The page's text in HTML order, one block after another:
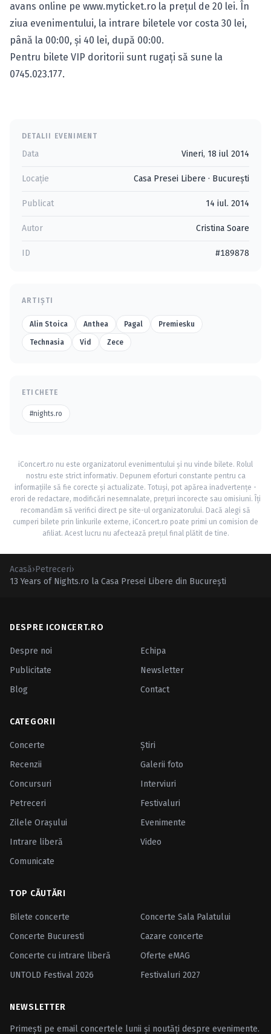
avans online pe www.myticket.ro la preţul de 20 lei. În
ziua evenimentului, la intrare biletele vor costa 30 lei,
până la 00:00, şi 40 lei, după 00:00.
Pentru bilete VIP doritorii sunt rugaţi să sune la
0745.023.177.
DETALII EVENIMENT
Data Vineri, 18 iul 2014
Locație Casa Presei Libere · Bucureşti
Publicat 14 iul. 2014
Autor Cristina Soare
ID #189878
ARTIȘTI
Alin Stoica Anthea Pagal Premiesku
Technasia Vid Zece
ETICHETE
#nights.ro
iConcert.ro nu este organizatorul evenimentului și nu vinde bilete. Rolul
nostru este strict informativ. Depunem eforturi constante pentru ca
informațiile să fie corecte și actualizate. Totuși, pot apărea inadvertențe -
erori de redactare, modificări nesemnalate, prețuri incorecte sau omisiuni. Îți
recomandăm să verifici direct pe site-ul organizatorului. Dacă alegi să
cumperi bilete prin linkurile externe, iConcert.ro poate primi un comision de
afiliat. Acest lucru nu afectează prețul final plătit de tine.
Acasă›Petreceri›
13 Years of Nights.ro la Casa Presei Libere din Bucureşti
DESPRE ICONCERT.RO
Despre noi
Echipa
Publicitate
Newsletter
Blog
Contact
CATEGORII
Concerte
Ştiri
Recenzii
Galerii foto
Concursuri
Interviuri
Petreceri
Festivaluri
Zilele Oraşului
Evenimente
Intrare liberă
Video
Comunicate
TOP CĂUTĂRI
Bilete concerte
Concerte Sala Palatului
Concerte Bucuresti
Cazare concerte
Concerte cu intrare liberă
Oferte eMAG
UNTOLD Festival 2026
Festivaluri 2027
NEWSLETTER
Primești pe email concertele lunii și noutăți despre evenimente.